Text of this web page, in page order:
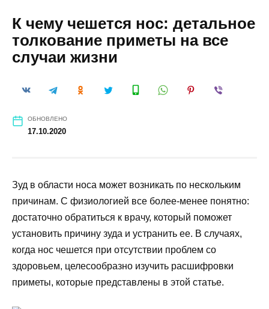
К чему чешется нос: детальное
толкование приметы на все
случаи жизни
ОБНОВЛЕНО
17.10.2020
Зуд в области носа может возникать по нескольким
причинам. С физиологией все более-менее понятно:
достаточно обратиться к врачу, который поможет
установить причину зуда и устранить ее. В случаях,
когда нос чешется при отсутствии проблем со
здоровьем, целесообразно изучить расшифровки
приметы, которые представлены в этой статье.